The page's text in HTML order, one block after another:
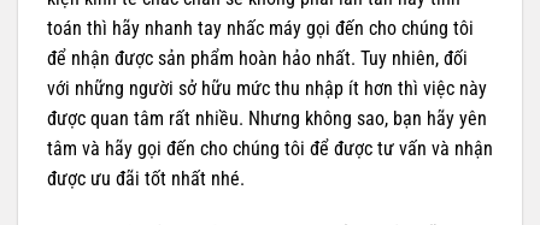
toán thì hãy nhanh tay nhấc máy gọi đến cho chúng tôi
để nhận được sản phẩm hoàn hảo nhất. Tuy nhiên, đối
với những người sở hữu mức thu nhập ít hơn thì việc này
được quan tâm rất nhiều. Nhưng không sao, bạn hãy yên
tâm và hãy gọi đến cho chúng tôi để được tư vấn và nhận
được ưu đãi tốt nhất nhé.